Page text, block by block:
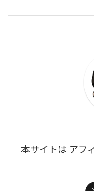
本サイトは アフ